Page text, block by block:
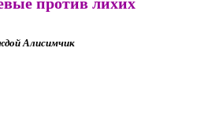
Алисимчик